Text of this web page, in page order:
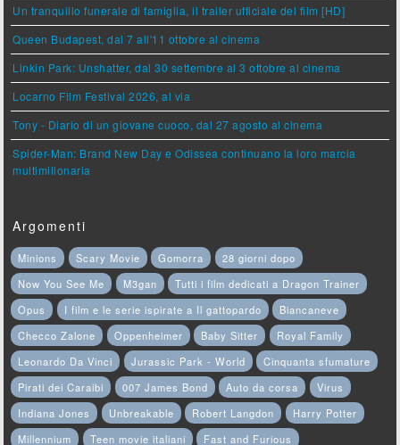
Un tranquillo funerale di famiglia, il trailer ufficiale del film [HD]
Queen Budapest, dal 7 all'11 ottobre al cinema
Linkin Park: Unshatter, dal 30 settembre al 3 ottobre al cinema
Locarno Film Festival 2026, al via
Tony - Diario di un giovane cuoco, dal 27 agosto al cinema
Spider-Man: Brand New Day e Odissea continuano la loro marcia
multimilionaria
Argomenti
Minions Scary Movie Gomorra
28 giorni dopo
Now You See Me
M3gan
Tutti i film dedicati a Dragon Trainer
Opus
I film e le serie ispirate a Il gattopardo
Biancaneve
Checco Zalone
Oppenheimer Baby Sitter
Royal Family
Leonardo Da Vinci
Jurassic Park - World
Cinquanta sfumature
Pirati dei Caraibi
007 James Bond Auto da corsa
Virus
Indiana Jones
Unbreakable Robert Langdon
Harry Potter
Millennium
Teen movie italiani Fast and Furious